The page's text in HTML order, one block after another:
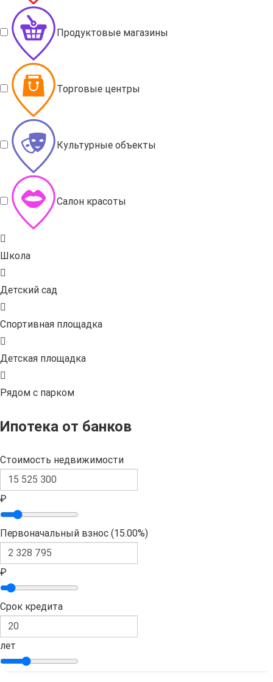
Продуктовые магазины
Торговые центры
Культурные объекты
Салон красоты
Школа
Детский сад
Спортивная площадка
Детская площадка
Рядом с парком
Ипотека от банков
Стоимость недвижимости
₽
Первоначальный взнос (15.00%)
₽
Срок кредита
лет